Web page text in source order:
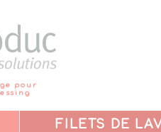
pour
FILETS DE